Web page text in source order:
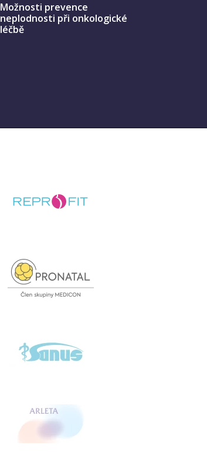
Možnosti prevence
neplodnosti při onkologické
léčbě